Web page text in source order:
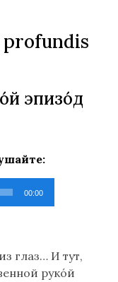
эпизо́д
:
00:00
глаз… И тут,
руко́й